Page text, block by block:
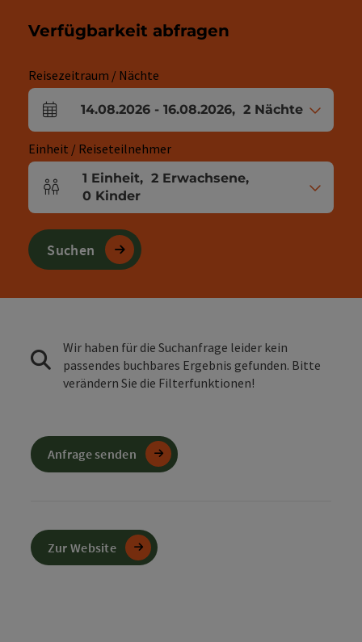
Verfügbarkeit abfragen
Reisezeitraum / Nächte
An- und Abreisefelder
14.08.2026 - 16.08.2026, 2 Nächte
Einheit / Reiseteilnehmer
Einheitenanzahl und Personenfelder
1 Einheit, 2 Erwachsene,
0 Kinder
Suchen
Wir haben für die Suchanfrage leider kein
passendes buchbares Ergebnis gefunden. Bitte
verändern Sie die Filterfunktionen!
Anfrage senden
Zur Website